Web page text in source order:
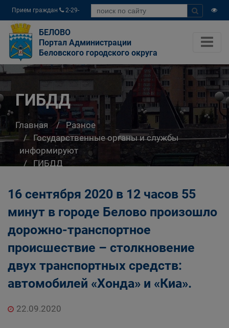
Прием граждан
2-29-
04
БЕЛОВО
Портал Администрации
Беловского городского округа
ГИБДД
Главная
Разное
Государственные органы и службы
информируют
ГИБДД
16 сентября 2020 в 12 часов 55
минут в городе Белово произошло
дорожно-транспортное
происшествие – столкновение
двух транспортных средств:
автомобилей «Хонда» и «Киа».
22.09.2020